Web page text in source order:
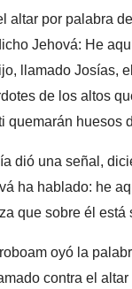
altar por palabra
Jehová: He
llamado Josías,
de los altos
quemarán huesos
dió una señal,
ha hablado: he
que sobre él está
oyó la
contra el altar